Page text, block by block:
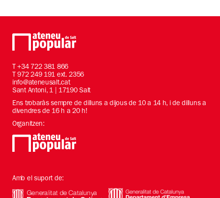
T+34 722 381 866
T 972 249 191 ext. 2356
info@ateneusalt.cat
Sant Antoni, 1 | 17190 Salt
Ens trobaràs sempre de dilluns a dijous de 10 a 14 h, i de dilluns a
divendres de 16 h a 20 h!
Organitzen:
Amb el suport de: